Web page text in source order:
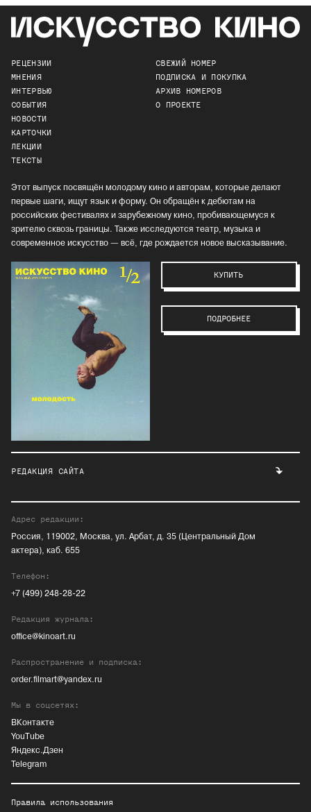
РЕЦЕНЗИИ
МНЕНИЯ
ИНТЕРВЬЮ
СОБЫТИЯ
НОВОСТИ
КАРТОЧКИ
ЛЕКЦИИ
ТЕКСТЫ
СВЕЖИЙ НОМЕР
ПОДПИСКА И ПОКУПКА
АРХИВ НОМЕРОВ
О ПРОЕКТЕ
Этот выпуск посвящён молодому кино и авторам, которые делают
первые шаги, ищут язык и форму. Он обращён к дебютам на
российских фестивалях и зарубежному кино, пробивающемуся к
зрителю сквозь границы. Также исследуются театр, музыка и
современное искусство — всё, где рождается новое высказывание.
КУПИТЬ
ПОДРОБНЕЕ
РЕДАКЦИЯ САЙТА
Адрес редакции:
Россия, 119002, Москва, ул. Арбат, д. 35 (Центральный Дом
актера), каб. 655
Телефон:
+7 (499) 248-28-22
Редакция журнала:
office@kinoart.ru
Распространение и подписка:
order.filmart@yandex.ru
Мы в соцсетях:
ВКонтакте
YouTube
Яндекс.Дзен
Telegram
Правила использования